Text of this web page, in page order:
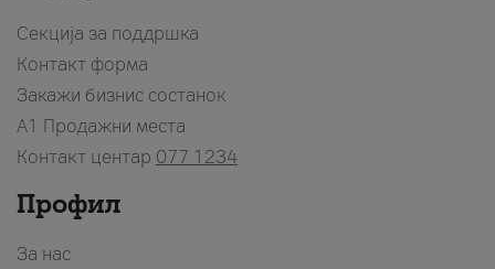
Секција за поддршка
Контакт форма
Закажи бизнис состанок
A1 Продажни места
Контакт центар 077 1234
Профил
За нас